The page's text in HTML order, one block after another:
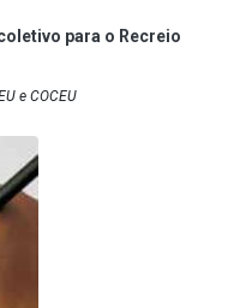
para o Recreio
e COCEU